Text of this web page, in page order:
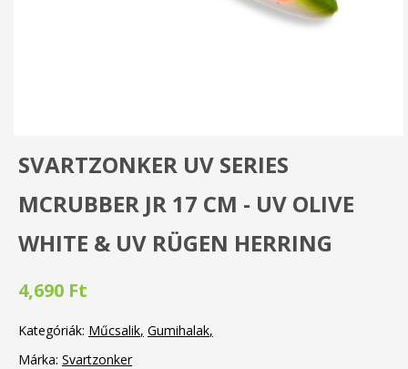
SVARTZONKER UV SERIES
MCRUBBER JR 17 CM - UV OLIVE
WHITE & UV RÜGEN HERRING
4,690 Ft
Kategóriák: Műcsalik Gumihalak
Márka: Svartzonker